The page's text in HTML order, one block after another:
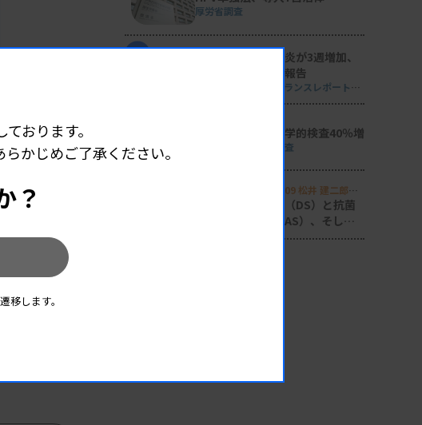
厚労省調査
マイコプラズマ肺炎が3週増加、
性感染症の動向も報告
週刊 感染症サーベイランスレポート
単一遺伝子の遺伝学的検査40％増
日衛協が2024年度調査
Voice of Lab. file 09 松井 建二郎
（藤田医科大学病院臨床検査部微生物
感染症の診断支援（DS）と抗菌
薬適正使用支援（AS）、そして
おります。
かじめご了承ください。
？
します。